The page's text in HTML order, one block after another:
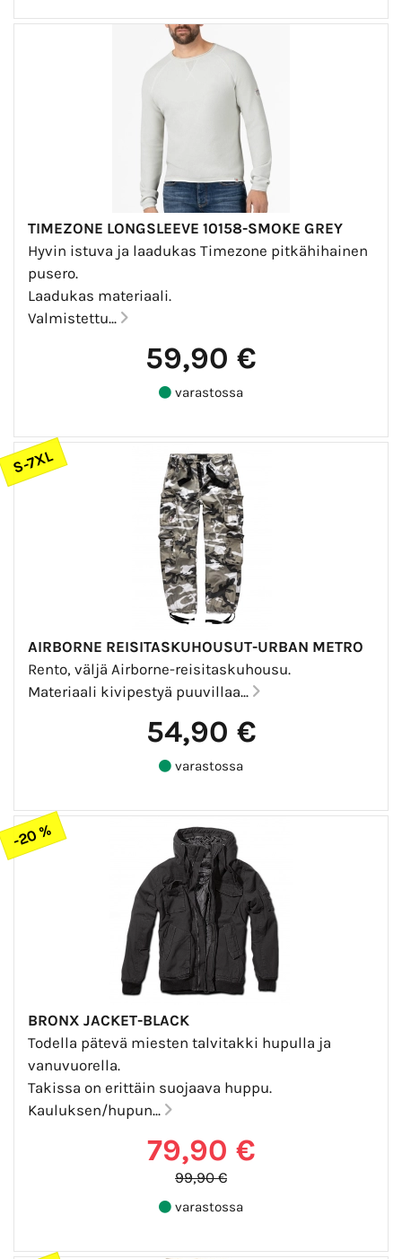
TIMEZONE LONGSLEEVE 10158-SMOKE GREY
Hyvin istuva ja laadukas Timezone pitkähihainen
pusero.
Laadukas materiaali.
Valmistettu...
59,90 €
varastossa
S-7XL
AIRBORNE REISITASKUHOUSUT-URBAN METRO
Rento, väljä Airborne-reisitaskuhousu.
Materiaali kivipestyä puuvillaa...
54,90 €
varastossa
-20 %
BRONX JACKET-BLACK
Todella pätevä miesten talvitakki hupulla ja
vanuvuorella.
Takissa on erittäin suojaava huppu.
Kauluksen/hupun...
79,90 €
99,90 €
varastossa